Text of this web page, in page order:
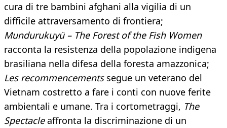
cura di tre bambini afghani alla vigilia di un
difficile attraversamento di frontiera;
Mundurukuyü – The Forest of the Fish Women
racconta la resistenza della popolazione indigena
brasiliana nella difesa della foresta amazzonica;
Les recommencementssegue un veterano del
Vietnam costretto a fare i conti con nuove ferite
ambientali e umane. Tra i cortometraggi, The
Spectacleaffronta la discriminazione di un